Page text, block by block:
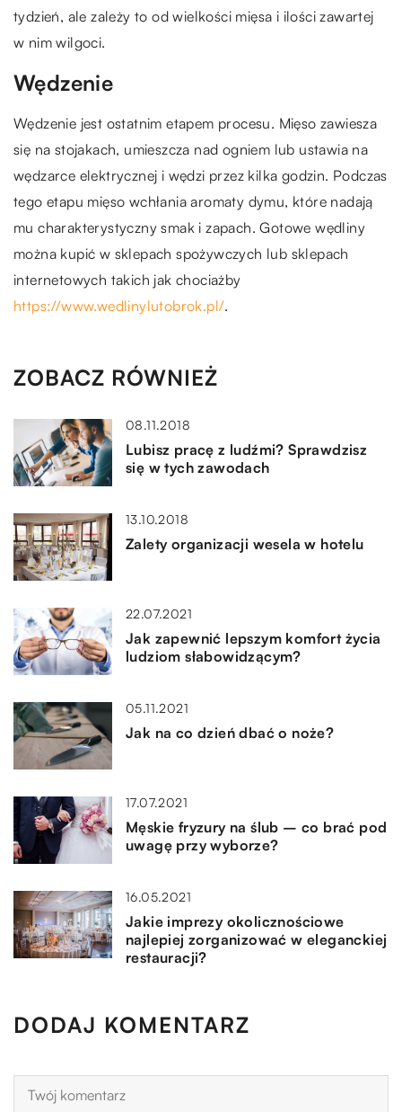
tydzień, ale zależy to od wielkości mięsa i ilości zawartej
w nim wilgoci.
Wędzenie
Wędzenie jest ostatnim etapem procesu. Mięso zawiesza
się na stojakach, umieszcza nad ogniem lub ustawia na
wędzarce elektrycznej i wędzi przez kilka godzin. Podczas
tego etapu mięso wchłania aromaty dymu, które nadają
mu charakterystyczny smak i zapach. Gotowe wędliny
można kupić w sklepach spożywczych lub sklepach
internetowych takich jak chociażby
https://www.wedlinylutobrok.pl/.
ZOBACZ RÓWNIEŻ
08.11.2018
Lubisz pracę z ludźmi? Sprawdzisz
się w tych zawodach
13.10.2018
Zalety organizacji wesela w hotelu
22.07.2021
Jak zapewnić lepszym komfort życia
ludziom słabowidzącym?
05.11.2021
Jak na co dzień dbać o noże?
17.07.2021
Męskie fryzury na ślub – co brać pod
uwagę przy wyborze?
16.05.2021
Jakie imprezy okolicznościowe
najlepiej zorganizować w eleganckiej
restauracji?
DODAJ KOMENTARZ